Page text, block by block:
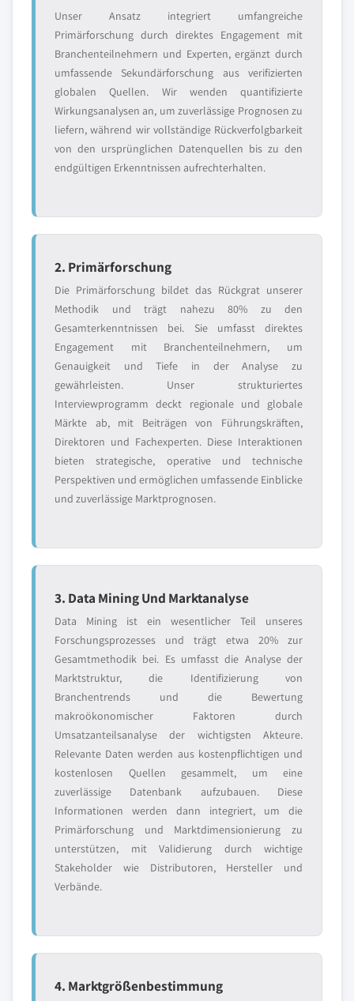
Unser Ansatz integriert umfangreiche
Primärforschung durch direktes Engagement mit
Branchenteilnehmern und Experten, ergänzt durch
umfassende Sekundärforschung aus verifizierten
globalen Quellen. Wir wenden quantifizierte
Wirkungsanalysen an, um zuverlässige Prognosen zu
liefern, während wir vollständige Rückverfolgbarkeit
von den ursprünglichen Datenquellen bis zu den
endgültigen Erkenntnissen aufrechterhalten.
2. Primärforschung
Die Primärforschung bildet das Rückgrat unserer
Methodik und trägt nahezu 80% zu den
Gesamterkenntnissen bei. Sie umfasst direktes
Engagement mit Branchenteilnehmern, um
Genauigkeit und Tiefe in der Analyse zu
gewährleisten. Unser strukturiertes
Interviewprogramm deckt regionale und globale
Märkte ab, mit Beiträgen von Führungskräften,
Direktoren und Fachexperten. Diese Interaktionen
bieten strategische, operative und technische
Perspektiven und ermöglichen umfassende Einblicke
und zuverlässige Marktprognosen.
3. Data Mining Und Marktanalyse
Data Mining ist ein wesentlicher Teil unseres
Forschungsprozesses und trägt etwa 20% zur
Gesamtmethodik bei. Es umfasst die Analyse der
Marktstruktur, die Identifizierung von
Branchentrends und die Bewertung
makroökonomischer Faktoren durch
Umsatzanteilsanalyse der wichtigsten Akteure.
Relevante Daten werden aus kostenpflichtigen und
kostenlosen Quellen gesammelt, um eine
zuverlässige Datenbank aufzubauen. Diese
Informationen werden dann integriert, um die
Primärforschung und Marktdimensionierung zu
unterstützen, mit Validierung durch wichtige
Stakeholder wie Distributoren, Hersteller und
Verbände.
4. Marktgrößenbestimmung